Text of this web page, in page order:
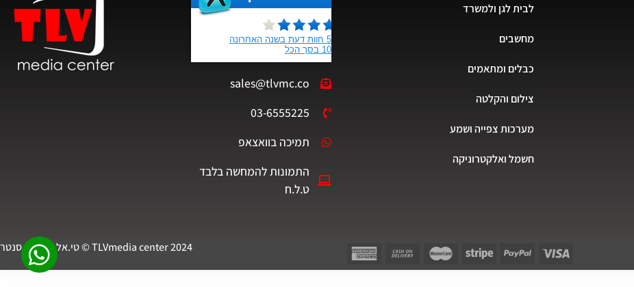
לבית לגן ולמשרד
מחשבים
כבלים ומתאמים
צילום והקלטה
מערכות צפייה ושמע
חשמל ואלקטרוניקה
sales@tlvmc.co
03-6555225
תמיכה בוואצאפ
התמונות להמחשה בלבד
ט.ל.ח
TLVmedia center 2024 © טי.אל.וי מדיה סנטר